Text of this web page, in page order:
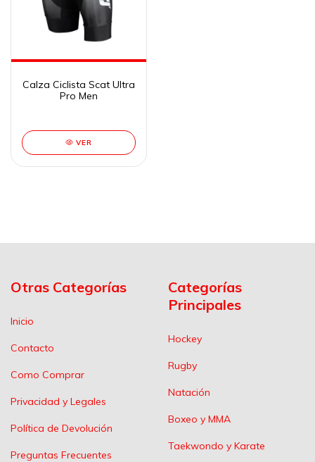
Calza Ciclista Scat Ultra
Pro Men
VER
Otras Categorías
Inicio
Contacto
Como Comprar
Privacidad y Legales
Política de Devolución
Preguntas Frecuentes
Categorías
Principales
Hockey
Rugby
Natación
Boxeo y MMA
Taekwondo y Karate